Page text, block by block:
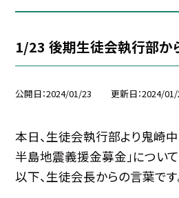
1/23 後期生徒会執行部か
公開日 2024/01/23 更新日 2024/01/
本日、生徒会執行部より鬼崎
半島地震義援金募金」につい
以下、生徒会長からの言葉です